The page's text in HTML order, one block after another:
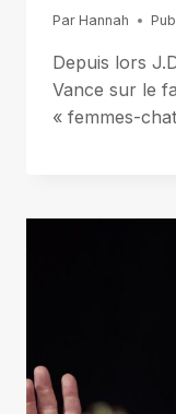
Par Hannah
Depuis lors
Vance sur le
« femmes-